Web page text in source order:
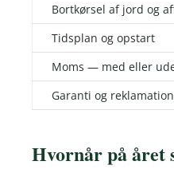
Bortkørsel af jord og
Tidsplan og opstart
Moms — med eller
Garanti og
Hvornår på året